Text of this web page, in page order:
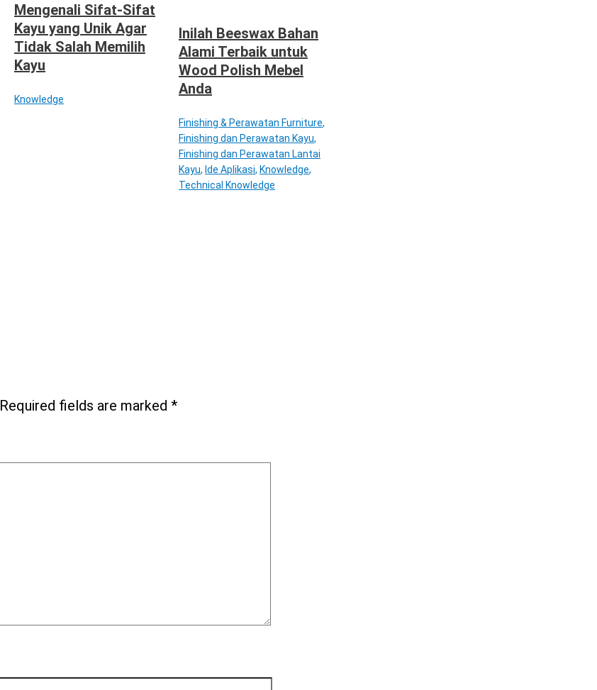
Mengenali Sifat-Sifat
Kayu yang Unik Agar
Tidak Salah Memilih
Kayu
Knowledge
Inilah Beeswax Bahan
Alami Terbaik untuk
Wood Polish Mebel
Anda
Finishing & Perawatan Furniture,
Finishing dan Perawatan Kayu,
Finishing dan Perawatan Lantai
Kayu, Ide Aplikasi, Knowledge,
Technical Knowledge
Required fields are marked*